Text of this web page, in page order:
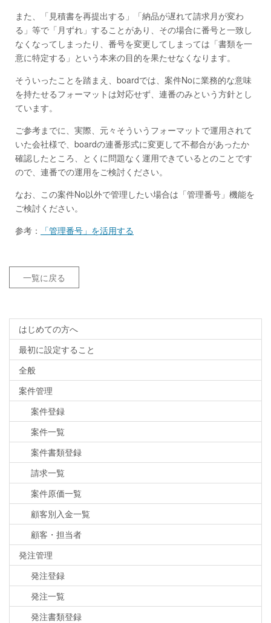
また、「見積書を再提出する」「納品が遅れて請求月が変わ
る」等で「月ずれ」することがあり、その場合に番号と一致し
なくなってしまったり、番号を変更してしまっては「書類を一
意に特定する」という本来の目的を果たせなくなります。
そういったことを踏まえ、boardでは、案件Noに業務的な意味
を持たせるフォーマットは対応せず、連番のみという方針とし
ています。
ご参考までに、実際、元々そういうフォーマットで運用されて
いた会社様で、boardの連番形式に変更して不都合があったか
確認したところ、とくに問題なく運用できているとのことです
ので、連番での運用をご検討ください。
なお、この案件No以外で管理したい場合は「管理番号」機能を
ご検討ください。
参考：
「管理番号」を活用する
一覧に戻る
はじめての方へ
最初に設定すること
全般
案件管理
案件登録
案件一覧
案件書類登録
請求一覧
案件原価一覧
顧客別入金一覧
顧客・担当者
発注管理
発注登録
発注一覧
発注書類登録